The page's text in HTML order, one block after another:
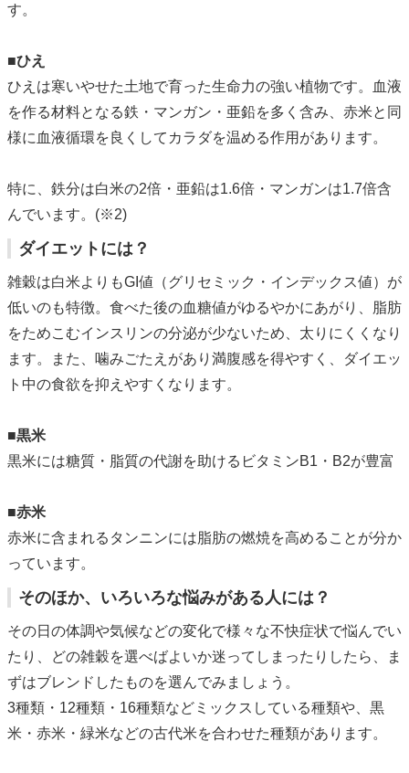
す。
■ひえ
ひえは寒いやせた土地で育った生命力の強い植物です。血液
を作る材料となる鉄・マンガン・亜鉛を多く含み、赤米と同
様に血液循環を良くしてカラダを温める作用があります。
特に、鉄分は白米の2倍・亜鉛は1.6倍・マンガンは1.7倍含
んでいます。(※2)
ダイエットには？
雑穀は白米よりもGI値（グリセミック・インデックス値）が
低いのも特徴。食べた後の血糖値がゆるやかにあがり、脂肪
をためこむインスリンの分泌が少ないため、太りにくくなり
ます。また、噛みごたえがあり満腹感を得やすく、ダイエッ
ト中の食欲を抑えやすくなります。
■黒米
黒米には糖質・脂質の代謝を助けるビタミンB1・B2が豊富
■赤米
赤米に含まれるタンニンには脂肪の燃焼を高めることが分か
っています。
そのほか、いろいろな悩みがある人には？
その日の体調や気候などの変化で様々な不快症状で悩んでい
たり、どの雑穀を選べばよいか迷ってしまったりしたら、ま
ずはブレンドしたものを選んでみましょう。
3種類・12種類・16種類などミックスしている種類や、黒
米・赤米・緑米などの古代米を合わせた種類があります。